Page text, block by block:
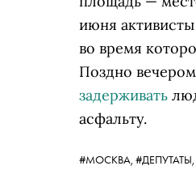
июня
во время
Поздно
задерживать
асфальту.
#МОСКВА, #ДЕПУТАТЫ,